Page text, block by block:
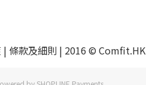
| 條款及細則 | 2016 © Comfit.HK